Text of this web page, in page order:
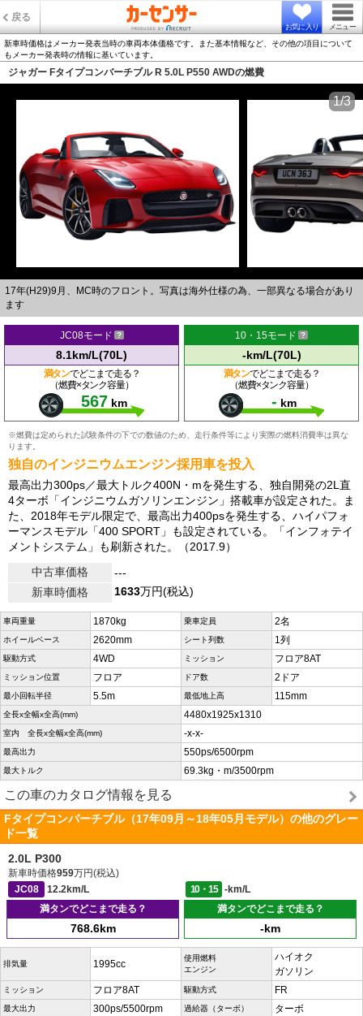
戻る
お気に入り メニュー
新車時価格はメーカー発表当時の車両本体価格です。また基本情報など、その他の項目について
もメーカー発表時の情報に基いています。
ジャガー Fタイプコンバーチブル R 5.0L P550 AWDの燃費
17年(H29)9月、MC時のフロント。写真は海外仕様の為、一部異なる場合があり
ます
1/3
JC08モード
8.1km/L(70L)
満タンでどこまで走る？
（燃費×タンク容量）
567 km
10・15モード
-km/L(70L)
満タンでどこまで走る？
（燃費×タンク容量）
- km
※燃費は定められた試験条件の下での数値のため、走行条件等により実際の燃料消費率は異な
ります。
独自のインジニウムエンジン採用車を投入
最高出力300ps／最大トルク400N・mを発生する、独自開発の2L直
4ターボ「インジニウムガソリンエンジン」搭載車が設定された。ま
た、2018年モデル限定で、最高出力400psを発生する、ハイパフォ
ーマンスモデル「400 SPORT」も設定されている。「インフォテイ
メントシステム」も刷新された。（2017.9）
中古車価格
---
新車時価格
1633万円(税込)
車両重量 1870kg 乗車定員 2名
ホイールベース 2620mm シート列数 1列
駆動方式 4WD ミッション フロア8AT
ミッション位置 フロア ドア数 2ドア
最小回転半径 5.5m 最低地上高 115mm
全長x全幅x全高(mm) 4480x1925x1310
室内 全長x全幅x全高(mm) -x-x-
最高出力 550ps/6500rpm
最大トルク 69.3kg・m/3500rpm
この車のカタログ情報を見る
Fタイプコンバーチブル（17年09月～18年05月モデル）の他のグレー
ド一覧
2.0L P300
新車時価格959万円(税込)
JC08
12.2km/L 10・15
-km/L
満タンでどこまで走る？
768.6km
満タンでどこまで走る？
-km
排気量 1995cc
使用燃料
エンジン
ハイオク
ガソリン
ミッション フロア8AT 駆動方式 FR
最大出力 300ps/5500rpm 過給器（ターボ） ターボ